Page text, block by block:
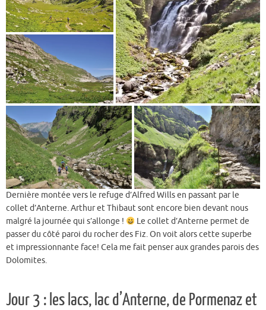
Dernière montée vers le refuge d’Alfred Wills en passant par le
collet d’Anterne. Arthur et Thibaut sont encore bien devant nous
malgré la journée qui s’allonge !
Le collet d’Anterne permet de
passer du côté paroi du rocher des Fiz. On voit alors cette superbe
et impressionnante face! Cela me fait penser aux grandes parois des
Dolomites.
Jour 3 : les lacs, lac d’Anterne, de Pormenaz et